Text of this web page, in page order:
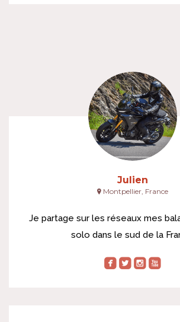
Julien
Montpellier, France
Je partage sur les réseaux mes
solo dans le sud de la
roundedfacebookroundedtwitterbirdroundedinstagramroundedyoutube